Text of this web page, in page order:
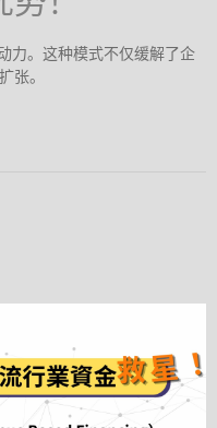
力。这种模式不仅缓解了企
张。